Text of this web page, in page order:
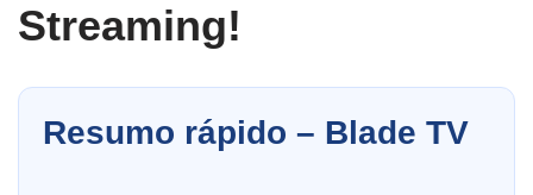
Streaming!
Resumo rápido – Blade TV